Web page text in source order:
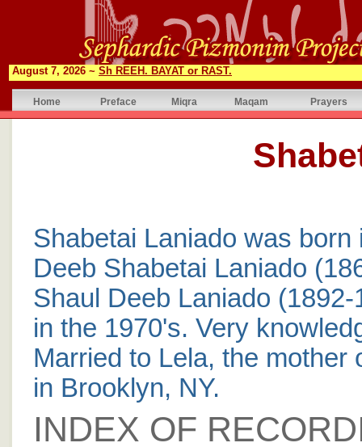
August 7, 2026 ~ Sh REEH. BAYAT or RAST.
Home Preface Miqra Maqam Prayers
Shabetai Laniado was
Deeb Shabetai Laniado
Shaul Deeb Laniado
in the 1970's. Very
Married to Lela, the mother
in Brooklyn, NY.
INDEX OF